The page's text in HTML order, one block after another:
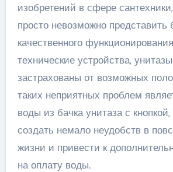
изобретений в сфере
просто невозможно представить
качественного
технические устройства,
застрахованы от возможных
таких неприятных проблем
воды из бачка унитаза с
создать немало неудобств в
жизни и привести к
на оплату воды.